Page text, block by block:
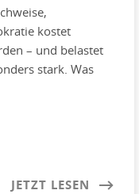
kostet
– und belastet
stark. Was
JETZT LESEN